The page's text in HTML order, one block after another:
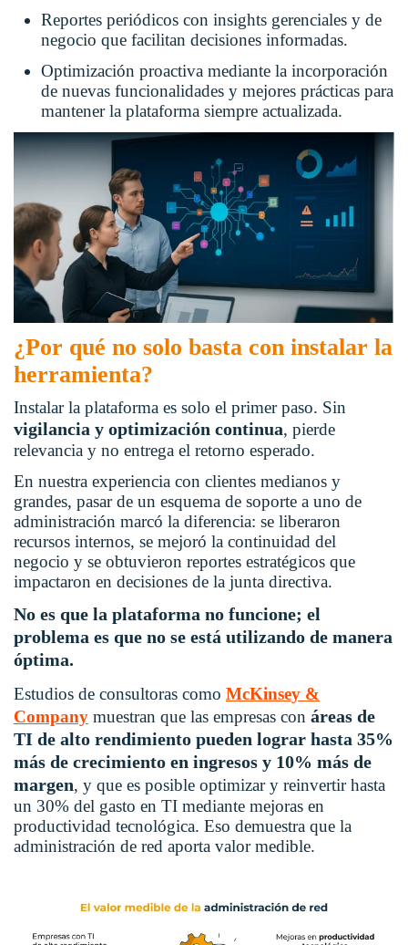
Reportes periódicos con insights gerenciales y de
negocio que facilitan decisiones informadas.
Optimización proactiva mediante la incorporación
de nuevas funcionalidades y mejores prácticas para
mantener la plataforma siempre actualizada.
¿Por qué no solo basta con instalar la
herramienta?
Instalar la plataforma es solo el primer paso. Sin
vigilancia y optimización continua, pierde
relevancia y no entrega el retorno esperado.
En nuestra experiencia con clientes medianos y
grandes, pasar de un esquema de soporte a uno de
administración marcó la diferencia: se liberaron
recursos internos, se mejoró la continuidad del
negocio y se obtuvieron reportes estratégicos que
impactaron en decisiones de la junta directiva.
No es que la plataforma no funcione; el
problema es que no se está utilizando de manera
óptima.
Estudios de consultoras como McKinsey &
Company muestran que las empresas con áreas de
TI de alto rendimiento pueden lograr hasta 35%
más de crecimiento en ingresos y 10% más de
margen, y que es posible optimizar y reinvertir hasta
un 30% del gasto en TI mediante mejoras en
productividad tecnológica. Eso demuestra que la
administración de red aporta valor medible.